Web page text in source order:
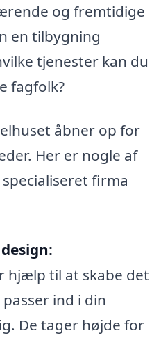
og fremtidige
en tilbygning
tjenester kan du
fagfolk?
åbner op for
Her er nogle af
firma
hjælp til at skabe det
ind i din
De tager højde for